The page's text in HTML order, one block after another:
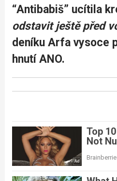
“Antibabiš” ucítila
odstavit ještě před
deníku Arfa vysoce
hnutí ANO.